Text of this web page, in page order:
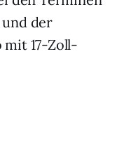
der
mit 17-Zoll-